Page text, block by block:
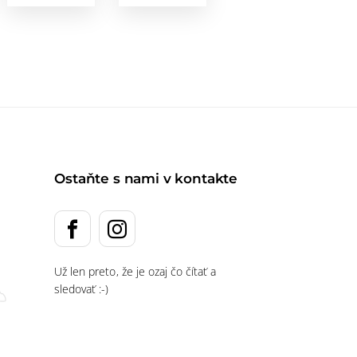
Ostaňte s nami v kontakte
Už len preto, že je ozaj čo čítať a
sledovať :-)